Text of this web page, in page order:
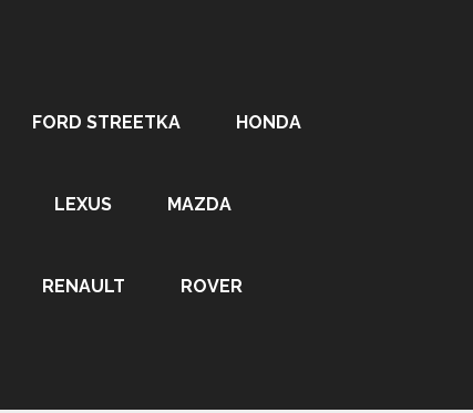
FORD STREETKA HONDA
LEXUS MAZDA
RENAULT ROVER